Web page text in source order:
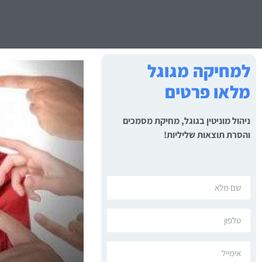
למחיקה מגוגל
מלאו פרטים
ניהול מוניטין בגוגל, מחיקת מסמכים
והסרת תוצאות שליליות!